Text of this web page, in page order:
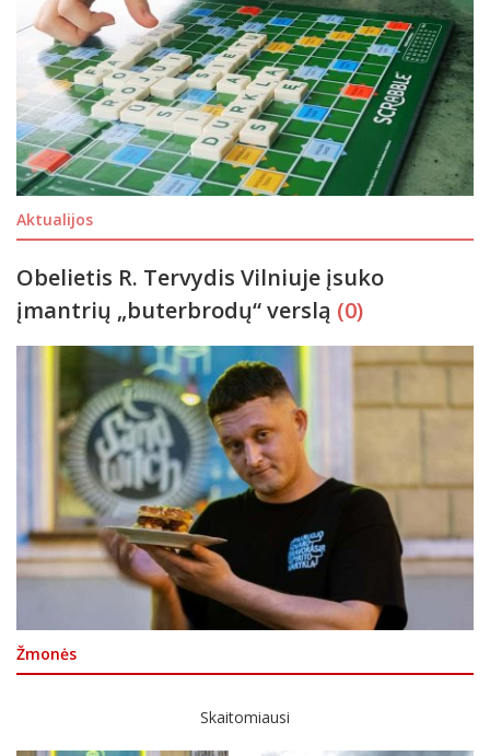
Aktualijos
Obelietis R. Tervydis Vilniuje įsuko
įmantrių „buterbrodų“ verslą (0)
Žmonės
Skaitomiausi